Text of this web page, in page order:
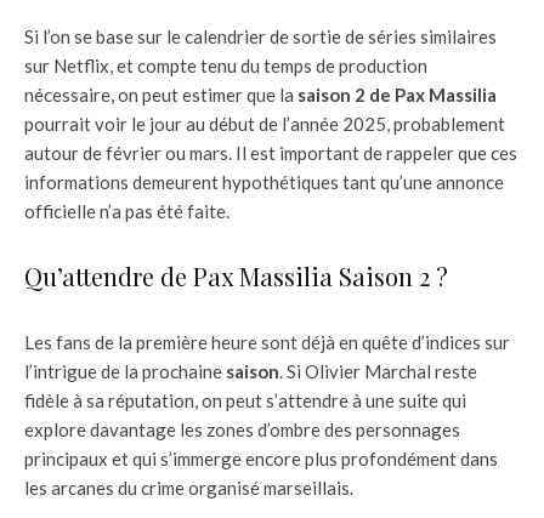
Si l’on se base sur le calendrier de sortie de séries similaires
sur Netflix, et compte tenu du temps de production
nécessaire, on peut estimer que la saison 2 de Pax Massilia
pourrait voir le jour au début de l’année 2025, probablement
autour de février ou mars. Il est important de rappeler que ces
informations demeurent hypothétiques tant qu’une annonce
officielle n’a pas été faite.
Qu’attendre de Pax Massilia Saison 2 ?
Les fans de la première heure sont déjà en quête d’indices sur
l’intrigue de la prochaine saison. Si Olivier Marchal reste
fidèle à sa réputation, on peut s’attendre à une suite qui
explore davantage les zones d’ombre des personnages
principaux et qui s’immerge encore plus profondément dans
les arcanes du crime organisé marseillais.